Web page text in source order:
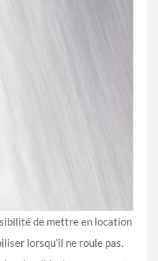
de mettre en location
lorsqu’il ne roule pas.